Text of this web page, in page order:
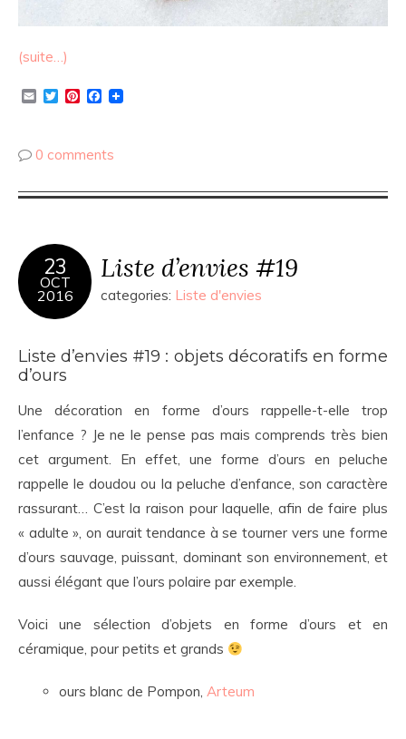
(suite…)
EmailTwitterPinterestFacebook
0 comments
23
OCT
2016
Liste d’envies #19
categories: Liste d'envies
Liste d’envies #19 : objets décoratifs en forme
d’ours
Une décoration en forme d’ours rappelle-t-elle trop
l’enfance ? Je ne le pense pas mais comprends très bien
cet argument. En effet, une forme d’ours en peluche
rappelle le doudou ou la peluche d’enfance, son caractère
rassurant… C’est la raison pour laquelle, afin de faire plus
« adulte », on aurait tendance à se tourner vers une forme
d’ours sauvage, puissant, dominant son environnement, et
aussi élégant que l’ours polaire par exemple.
Voici une sélection d’objets en forme d’ours et en
céramique, pour petits et grands
ours blanc de Pompon, Arteum